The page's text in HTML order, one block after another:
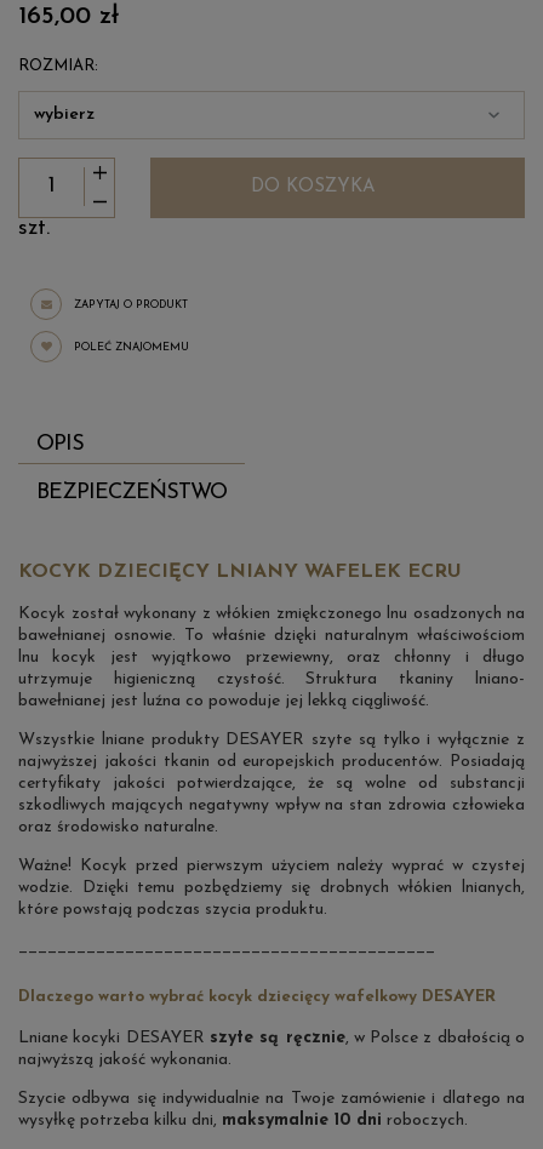
165,00 zł
ROZMIAR:
szt.
DO KOSZYKA
ZAPYTAJ O PRODUKT
POLEĆ ZNAJOMEMU
OPIS
BEZPIECZEŃSTWO
KOCYK DZIECIĘCY LNIANY WAFELEK ECRU
Kocyk został wykonany z włókien zmiękczonego lnu osadzonych na
bawełnianej osnowie. To właśnie dzięki naturalnym właściwościom
lnu kocyk jest wyjątkowo przewiewny, oraz chłonny i długo
utrzymuje higieniczną czystość. Struktura tkaniny lniano-
bawełnianej jest luźna co powoduje jej lekką ciągliwość.
Wszystkie lniane produkty DESAYER szyte są tylko i wyłącznie z
najwyższej jakości tkanin od europejskich producentów. Posiadają
certyfikaty jakości potwierdzające, że są wolne od substancji
szkodliwych mających negatywny wpływ na stan zdrowia człowieka
oraz środowisko naturalne.
Ważne! Kocyk przed pierwszym użyciem należy wyprać w czystej
wodzie. Dzięki temu pozbędziemy się drobnych włókien lnianych,
które powstają podczas szycia produktu.
___________________________________________
Dlaczego warto wybrać kocyk dziecięcy wafelkowy DESAYER
Lniane kocyki DESAYER szyte są ręcznie, w Polsce z dbałością o
najwyższą jakość wykonania.
Szycie odbywa się indywidualnie na Twoje zamówienie i dlatego na
wysyłkę potrzeba kilku dni, maksymalnie 10 dni roboczych.